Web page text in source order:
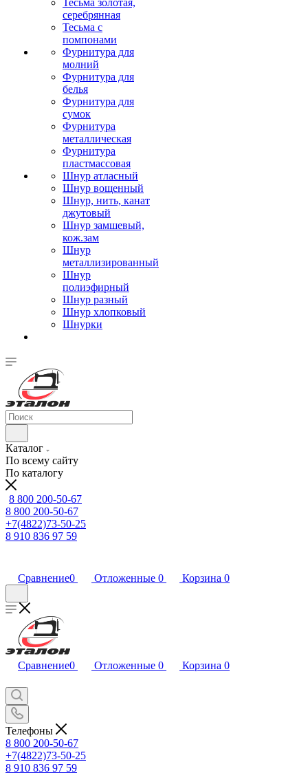
Тесьма золотая,
серебрянная
Тесьма с
помпонами
Фурнитура для
молний
Фурнитура для
белья
Фурнитура для
сумок
Фурнитура
металлическая
Фурнитура
пластмассовая
Шнур атласный
Шнур вощенный
Шнур, нить, канат
джутовый
Шнур замшевый,
кож.зам
Шнур
металлизированный
Шнур
полиэфирный
Шнур разный
Шнур хлопковый
Шнурки
Каталог
По всему сайту
По каталогу
8 800 200-50-67
8 800 200-50-67
+7(4822)73-50-25
8 910 836 97 59
Сравнение0 Отложенные 0 Корзина 0
Сравнение0 Отложенные 0 Корзина 0
Телефоны
8 800 200-50-67
+7(4822)73-50-25
8 910 836 97 59